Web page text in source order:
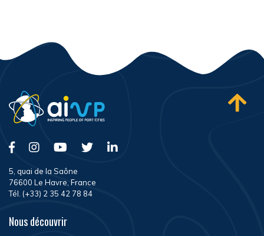
5, quai de la Saône
76600 Le Havre, France
Tél. (+33) 2 35 42 78 84
Nous découvrir